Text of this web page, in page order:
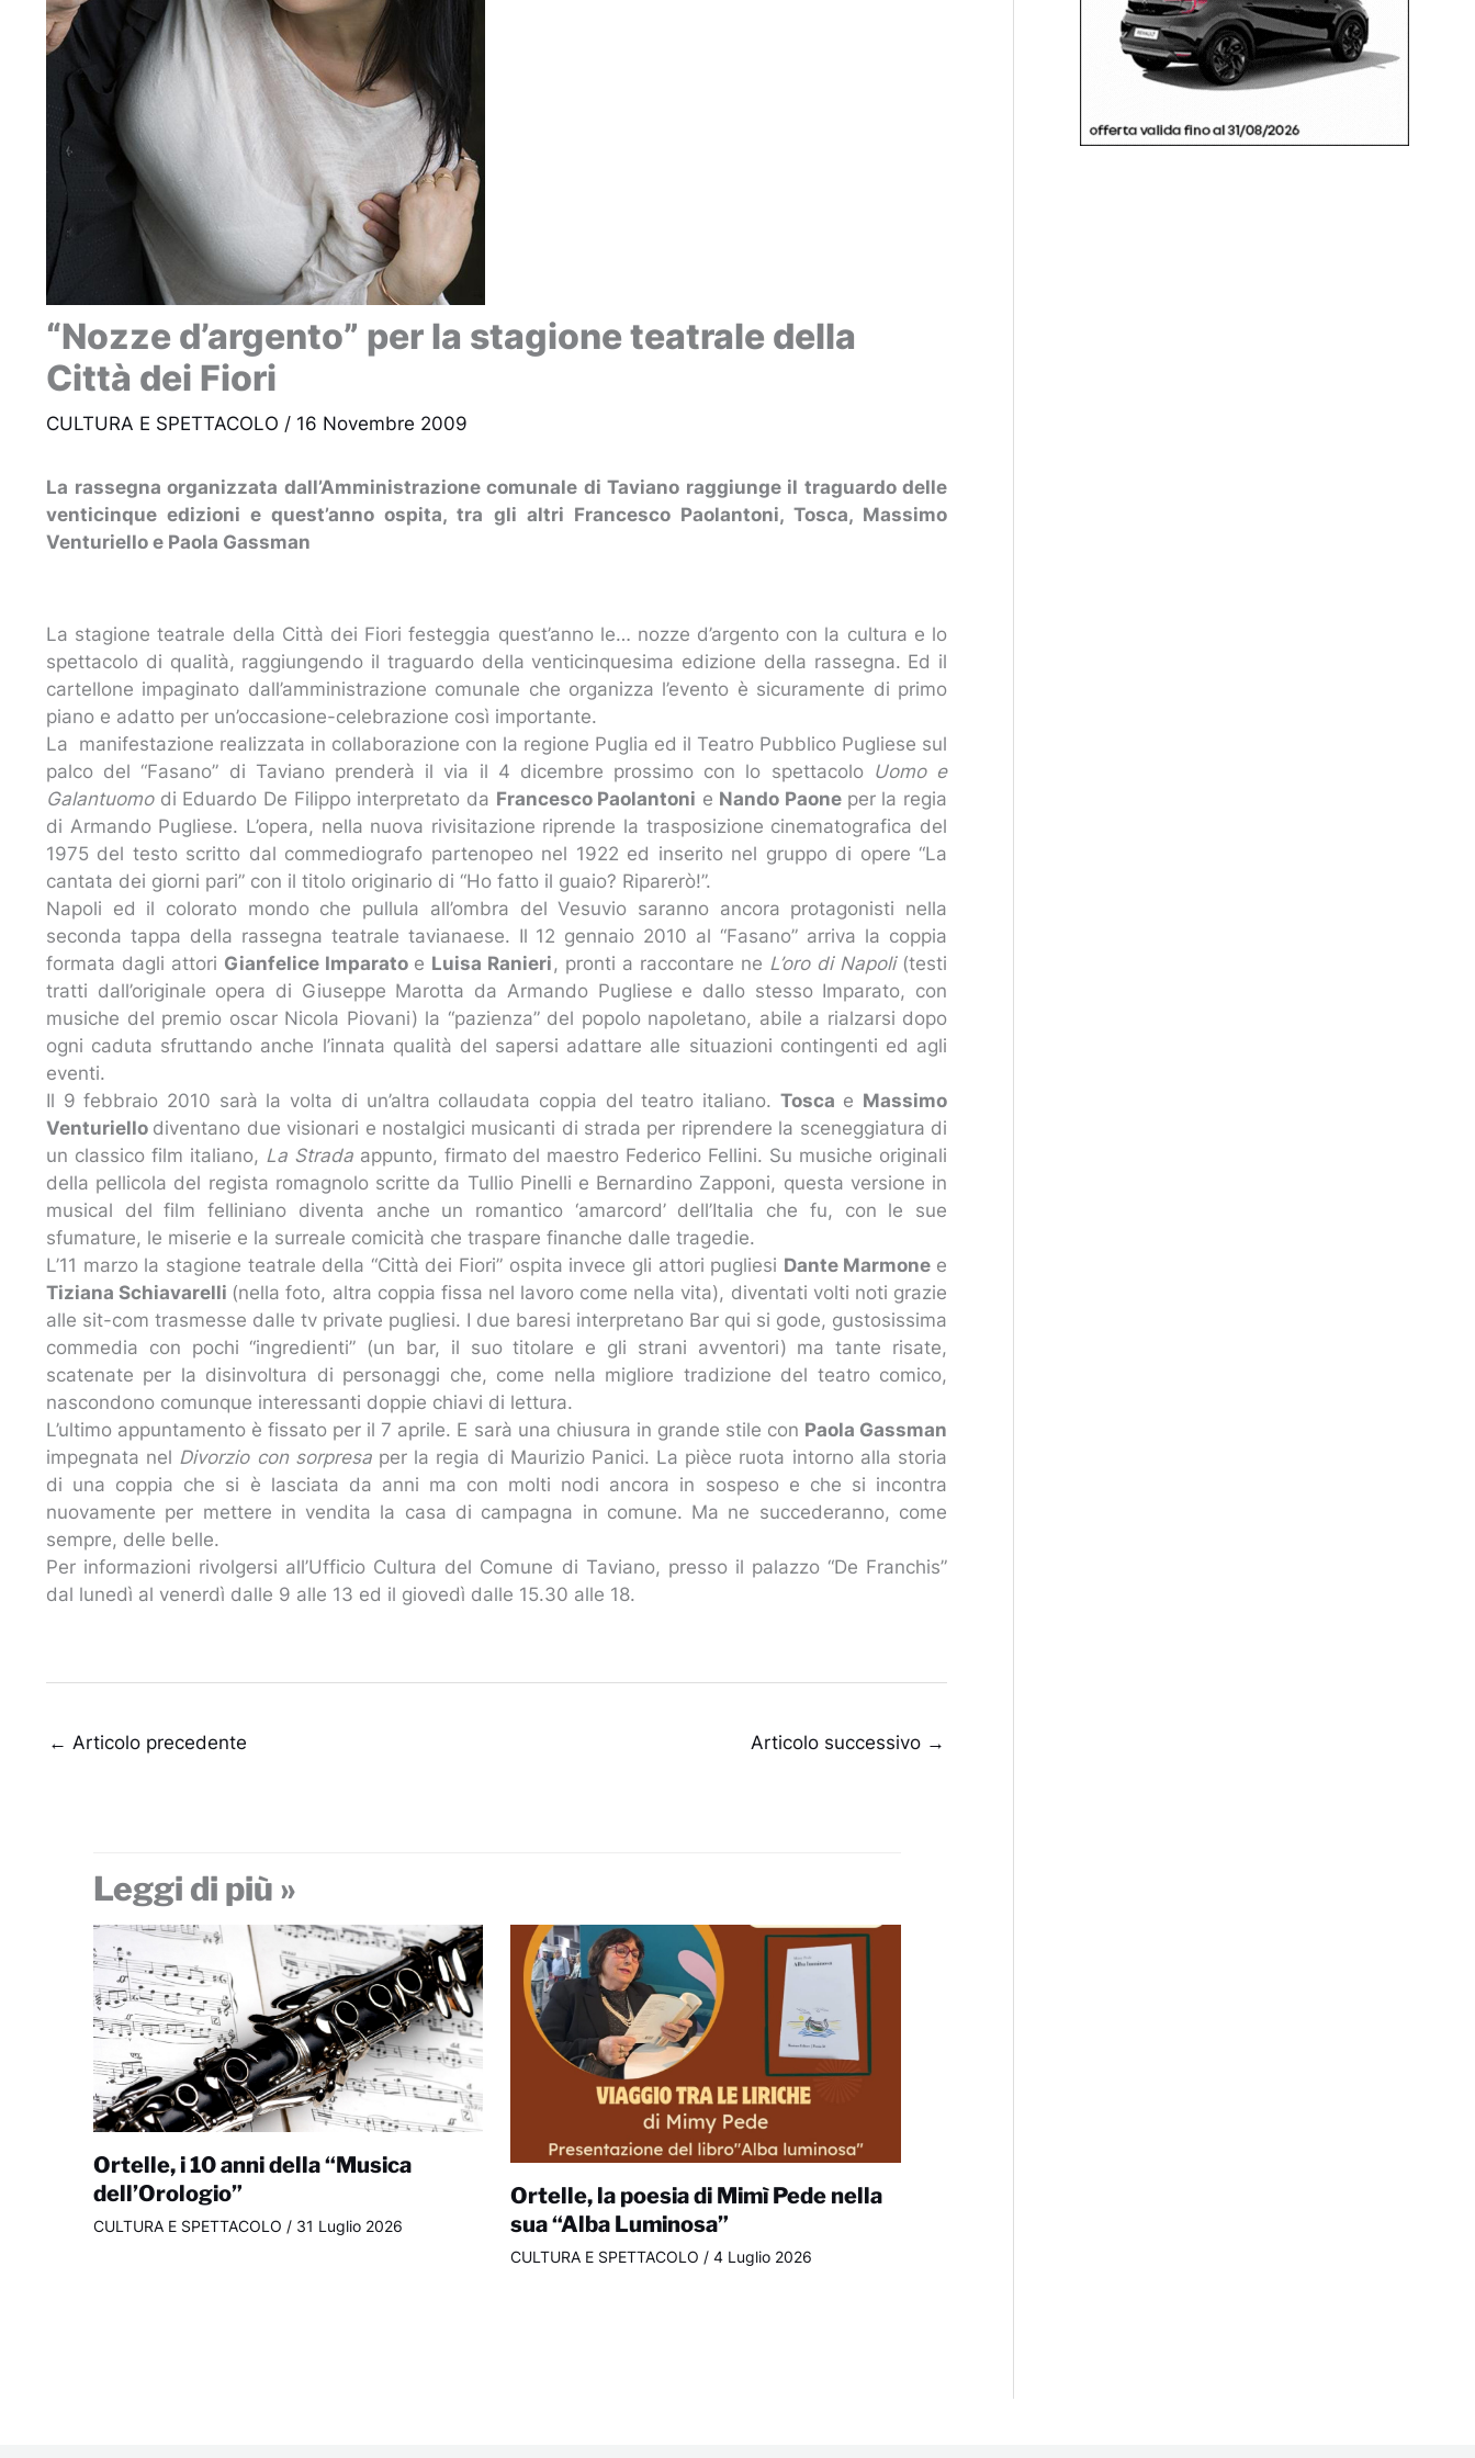
“Nozze d’argento” per la stagione teatrale della
Città dei Fiori
CULTURA E SPETTACOLO / 16 Novembre 2009
La rassegna organizzata dall’Amministrazione comunale di Taviano raggiunge il traguardo delle
venticinque edizioni e quest’anno ospita, tra gli altri Francesco Paolantoni, Tosca, Massimo
Venturiello e Paola Gassman
La stagione teatrale della Città dei Fiori festeggia quest’anno le… nozze d’argento con la cultura e lo
spettacolo di qualità, raggiungendo il traguardo della venticinquesima edizione della rassegna. Ed il
cartellone impaginato dall’amministrazione comunale che organizza l’evento è sicuramente di primo
piano e adatto per un’occasione-celebrazione così importante.
La manifestazione realizzata in collaborazione con la regione Puglia ed il Teatro Pubblico Pugliese sul
palco del “Fasano” di Taviano prenderà il via il 4 dicembre prossimo con lo spettacolo Uomo e
Galantuomo di Eduardo De Filippo interpretato da Francesco Paolantoni e Nando Paone per la regia
di Armando Pugliese. L’opera, nella nuova rivisitazione riprende la trasposizione cinematografica del
1975 del testo scritto dal commediografo partenopeo nel 1922 ed inserito nel gruppo di opere “La
cantata dei giorni pari” con il titolo originario di “Ho fatto il guaio? Riparerò!”.
Napoli ed il colorato mondo che pullula all’ombra del Vesuvio saranno ancora protagonisti nella
seconda tappa della rassegna teatrale tavianaese. Il 12 gennaio 2010 al “Fasano” arriva la coppia
formata dagli attori Gianfelice Imparato e Luisa Ranieri , pronti a raccontare ne L’oro di Napoli (testi
tratti dall’originale opera di Giuseppe Marotta da Armando Pugliese e dallo stesso Imparato, con
musiche del premio oscar Nicola Piovani) la “pazienza” del popolo napoletano, abile a rialzarsi dopo
ogni caduta sfruttando anche l’innata qualità del sapersi adattare alle situazioni contingenti ed agli
eventi.
Il 9 febbraio 2010 sarà la volta di un’altra collaudata coppia del teatro italiano. Tosca e Massimo
Venturiello diventano due visionari e nostalgici musicanti di strada per riprendere la sceneggiatura di
un classico film italiano, La Strada appunto, firmato del maestro Federico Fellini. Su musiche originali
della pellicola del regista romagnolo scritte da Tullio Pinelli e Bernardino Zapponi, questa versione in
musical del film felliniano diventa anche un romantico ‘amarcord’ dell’Italia che fu, con le sue
sfumature, le miserie e la surreale comicità che traspare finanche dalle tragedie.
L’11 marzo la stagione teatrale della “Città dei Fiori” ospita invece gli attori pugliesi Dante Marmone e
Tiziana Schiavarelli (nella foto, altra coppia fissa nel lavoro come nella vita), diventati volti noti grazie
alle sit-com trasmesse dalle tv private pugliesi. I due baresi interpretano Bar qui si gode, gustosissima
commedia con pochi “ingredienti” (un bar, il suo titolare e gli strani avventori) ma tante risate,
scatenate per la disinvoltura di personaggi che, come nella migliore tradizione del teatro comico,
nascondono comunque interessanti doppie chiavi di lettura.
L’ultimo appuntamento è fissato per il 7 aprile. E sarà una chiusura in grande stile con Paola Gassman
impegnata nel Divorzio con sorpresa per la regia di Maurizio Panici. La pièce ruota intorno alla storia
di una coppia che si è lasciata da anni ma con molti nodi ancora in sospeso e che si incontra
nuovamente per mettere in vendita la casa di campagna in comune. Ma ne succederanno, come
sempre, delle belle.
Per informazioni rivolgersi all’Ufficio Cultura del Comune di Taviano, presso il palazzo “De Franchis”
dal lunedì al venerdì dalle 9 alle 13 ed il giovedì dalle 15.30 alle 18.
← Articolo precedente Articolo successivo →
Leggi di più »
Ortelle, i 10 anni della “Musica
dell’Orologio”
CULTURA E SPETTACOLO / 31 Luglio 2026
Ortelle, la poesia di Mimì Pede nella
sua “Alba Luminosa”
CULTURA E SPETTACOLO / 4 Luglio 2026